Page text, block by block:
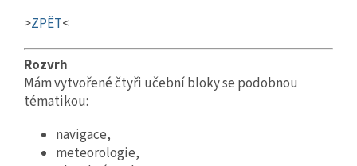
>ZPĚT<
Rozvrh
Mám vytvořené čtyři učební bloky se podobnou
tématikou:
navigace,
meteorologie,